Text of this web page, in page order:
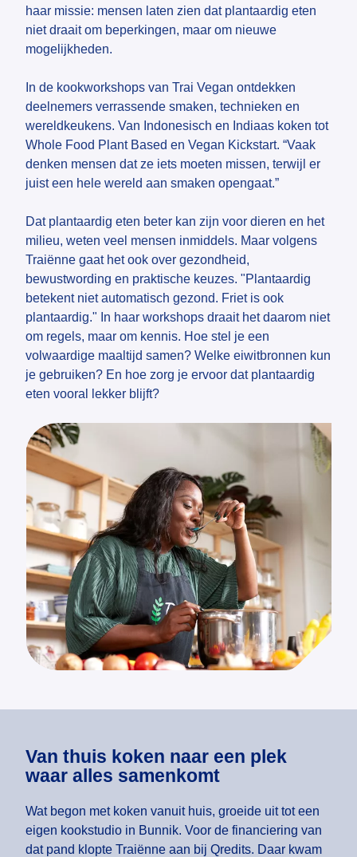
haar missie: mensen laten zien dat plantaardig eten
niet draait om beperkingen, maar om nieuwe
mogelijkheden.
In de kookworkshops van Trai Vegan ontdekken
deelnemers verrassende smaken, technieken en
wereldkeukens. Van Indonesisch en Indiaas koken tot
Whole Food Plant Based en Vegan Kickstart. “Vaak
denken mensen dat ze iets moeten missen, terwijl er
juist een hele wereld aan smaken opengaat.”
Dat plantaardig eten beter kan zijn voor dieren en het
milieu, weten veel mensen inmiddels. Maar volgens
Traiënne gaat het ook over gezondheid,
bewustwording en praktische keuzes. "Plantaardig
betekent niet automatisch gezond. Friet is ook
plantaardig." In haar workshops draait het daarom niet
om regels, maar om kennis. Hoe stel je een
volwaardige maaltijd samen? Welke eiwitbronnen kun
je gebruiken? En hoe zorg je ervoor dat plantaardig
eten vooral lekker blijft?
Van thuis koken naar een plek
waar alles samenkomt
Wat begon met koken vanuit huis, groeide uit tot een
eigen kookstudio in Bunnik. Voor de financiering van
dat pand klopte Traiënne aan bij Qredits. Daar kwam